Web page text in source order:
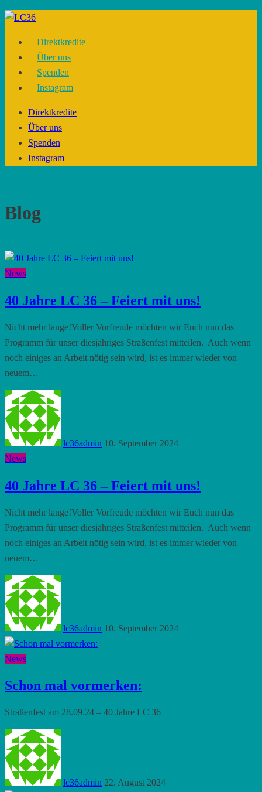
Skip
content
Direktkredite
Über uns
Spenden
Instagram
Direktkredite
Über uns
Spenden
Instagram
Blog
News
40 Jahre LC 36 – Feiert mit uns!
Nicht mehr lange!Voller Vorfreude möchten wir Euch nun das
Programm für unser diesjähriges Straßenfest mitteilen. Auch wenn
noch einiges an Arbeit nötig sein wird, ist es immer wieder von
neuem…
lc36admin 10. September 2024
News
40 Jahre LC 36 – Feiert mit uns!
Nicht mehr lange!Voller Vorfreude möchten wir Euch nun das
Programm für unser diesjähriges Straßenfest mitteilen. Auch wenn
noch einiges an Arbeit nötig sein wird, ist es immer wieder von
neuem…
lc36admin 10. September 2024
News
Schon mal vormerken:
Straßenfest am 28.09.24 – 40 Jahre LC 36
lc36admin 22. August 2024